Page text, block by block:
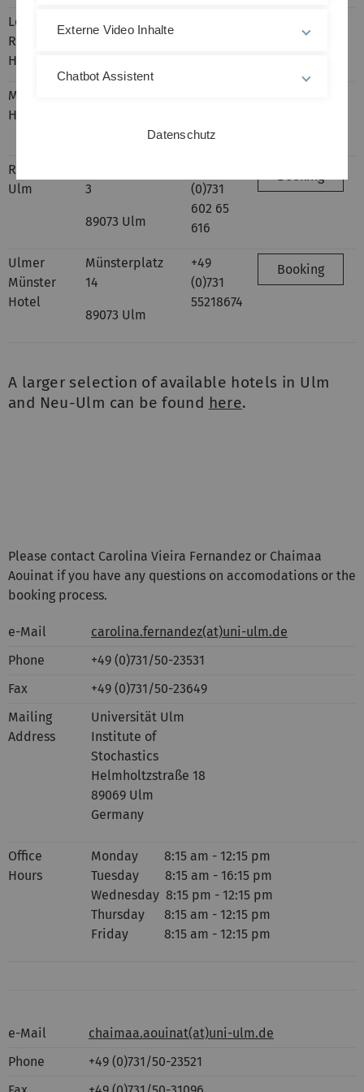
Leonardo
Royal
Hotel Ulm
Booking
Maritim
Hotel Ulm
9230
RiKu Hotel
Ulm
3
89073 Ulm
(0)731
602 65
616
Ulmer
Münster
Hotel
Münsterplatz
14
89073 Ulm
+49
(0)731
55218674
Booking
A larger selection of available hotels in Ulm
and Neu-Ulm can be found here.
Please contact Carolina Vieira Fernandez or Chaimaa
Aouinat if you have any questions on accomodations or the
booking process.
e-Mail
carolina.fernandez(at)uni-ulm.de
Phone
+49 (0)731/50-23531
Fax
+49 (0)731/50-23649
Mailing
Address
Universität Ulm
Institute of
Stochastics
Helmholtzstraße 18
89069 Ulm
Germany
Office
Hours
Monday 8:15 am - 12:15 pm
Tuesday 8:15 am - 16:15 pm
Wednesday 8:15 pm - 12:15 pm
Thursday 8:15 am - 12:15 pm
Friday 8:15 am - 12:15 pm
e-Mail
chaimaa.aouinat(at)uni-ulm.de
Phone
+49 (0)731/50-23521
Externe Video Inhalte
Chatbot Assistent
Datenschutz